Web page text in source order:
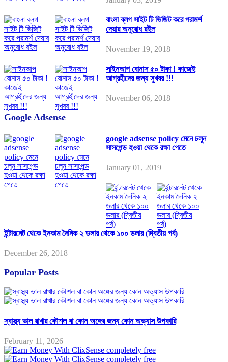
বাংলা ব্লগ সাইট টি ভিজিট করে পরামর্শ
দেয়ার অনুরোধ রইল
November 19, 2018
সাইনআপ বোনাস ৫০ টাকা ! কাজেই
আগ্রহীদের জন্য সুখবর !!!
November 06, 2018
Google Adsense
google adsense policy মেনে চলুন
সাসপেন্ড হওয়া থেকে রক্ষা পেতে
January 01, 2019
ইন্টারনেট থেকে ইনকাম দৈনিক ২ ডলার থেকে ১০০ ডলার (দ্বিতীয় পর্ব)
December 26, 2018
Popular Posts
স্বাস্থ্য ভাল রাখার কৌশল বা কোন অঙ্গের জন্য কোন অভ্যাস উপকারি
February 11, 2026